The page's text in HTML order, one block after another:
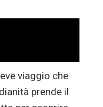
viaggio che
prende il